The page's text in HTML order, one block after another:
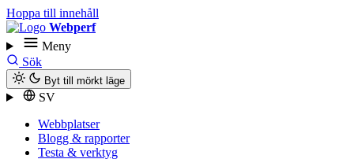
Hoppa till innehåll
Webperf
Meny
Sök
Byt till mörkt läge
SV
Webbplatser
Blogg & rapporter
Testa & verktyg